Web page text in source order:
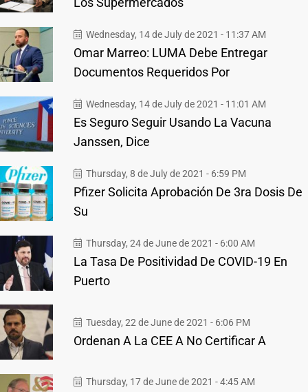
Wednesday, 14 de July de 2021 - 11:37 AM
Omar Marreo: LUMA Debe Entregar
Documentos Requeridos Por
Wednesday, 14 de July de 2021 - 11:01 AM
Es Seguro Seguir Usando La Vacuna
Janssen, Dice
Thursday, 8 de July de 2021 - 6:59 PM
Pfizer Solicita Aprobación De 3ra Dosis De
Su
Thursday, 24 de June de 2021 - 6:00 AM
La Tasa De Positividad De COVID-19 En
Puerto
Tuesday, 22 de June de 2021 - 6:06 PM
Ordenan A La CEE A No Certificar A
Thursday, 17 de June de 2021 - 4:45 AM